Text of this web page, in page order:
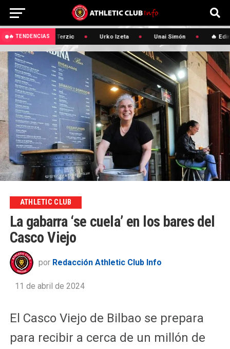
🔥 TENDENCIAS🔥 Edin Terzic Urko Izeta Unai Simón 🔥
ATHLETIC CLUB
La gabarra ‘se cuela’ en los bares del
Casco Viejo
por Redacción Athletic Club Info
11 de abril de 2024
El Casco Viejo de Bilbao se prepara
para recibir a cerca de un millón de